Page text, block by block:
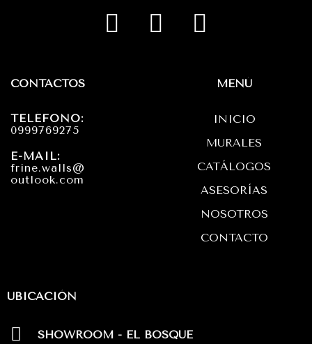
I
n
F
a
W
h
a
p
p
CONTACTOS
TELÉFONO:
0999769275
E-MAIL:
frine.walls@
outlook.com
MENÚ
INICIO
MURALES
CATÁLOGOS
ASESORÍAS
NOSOTROS
CONTACTO
UBICACIÓN
SHOWROOM - EL BOSQUE